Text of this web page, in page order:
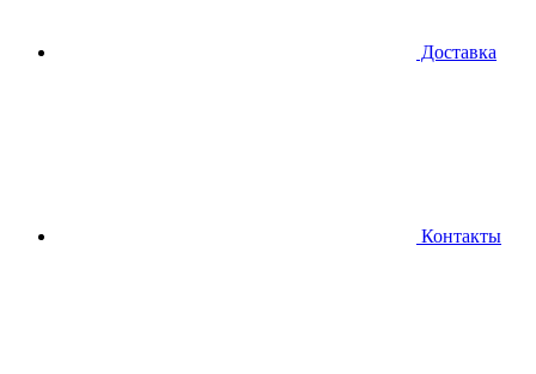
Доставка
Контакты